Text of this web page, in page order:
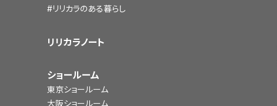
#リリカラのある暮らし
リリカラノート
ショールーム
東京ショールーム
大阪ショールーム